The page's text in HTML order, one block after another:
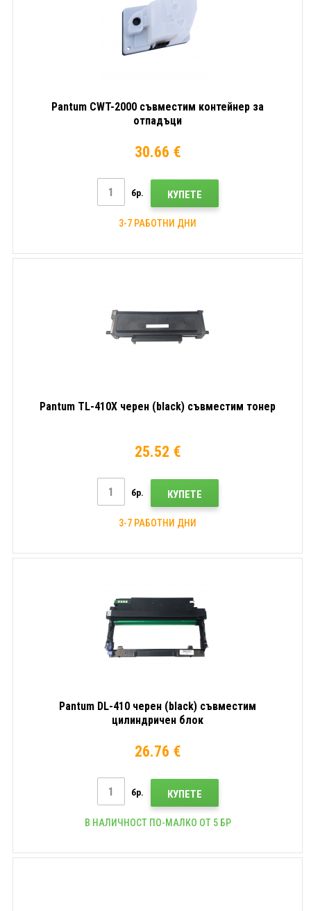
Pantum CWT-2000 съвместим контейнер за
отпадъци
30.66 €
бр. КУПЕТЕ
3-7 РАБОТНИ ДНИ
Pantum TL-410X черен (black) съвместим тонер
25.52 €
бр. КУПЕТЕ
3-7 РАБОТНИ ДНИ
Pantum DL-410 черен (black) съвместим
цилиндричен блок
26.76 €
бр. КУПЕТЕ
В НАЛИЧНОСТ ПО-МАЛКО ОТ 5 БР